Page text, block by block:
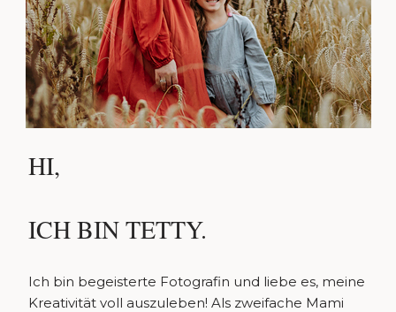
HI,
ICH BIN TETTY.
Ich bin begeisterte Fotografin und liebe es, meine
Kreativität voll auszuleben! Als zweifache Mami